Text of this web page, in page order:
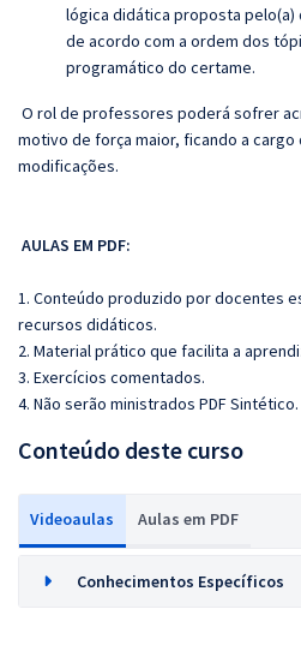
lógica didática proposta
de acordo com a ordem dos
programático do certame.
O rol de professores poderá sofrer
motivo de força maior, ficando a cargo
modificações.
AULAS EM PDF:
1. Conteúdo produzido por docentes
recursos didáticos.
2. Material prático que facilita a
3. Exercícios comentados.
4. Não serão ministrados PDF Sintético.
Conteúdo deste curso
Videoaulas Aulas em PDF
Conhecimentos Específicos